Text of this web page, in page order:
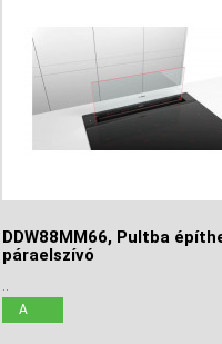
DDW88MM66, Pultba
páraelszívó
A